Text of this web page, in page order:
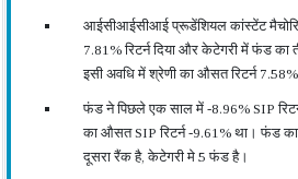
आईसीआईसीआई प्रूडेंशियल कांस्टेंट
7.81% रिटर्न दिया और केटेगरी में फंड का
इसी अवधि में श्रेणी का औसत रिटर्न
फंड ने पिछले एक साल में -8.96% SIP
का औसत SIP रिटर्न -9.61% था। फंड का
दूसरा रैंक है, केटेगरी मे 5 फंड है।